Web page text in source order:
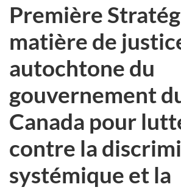
ici :
Première
matière de
autochtone du
gouvernement
Canada pour
contre la
systémique et la